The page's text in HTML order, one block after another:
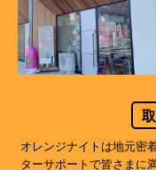
オレンジナイトは地元密
ターサポートで皆さまに